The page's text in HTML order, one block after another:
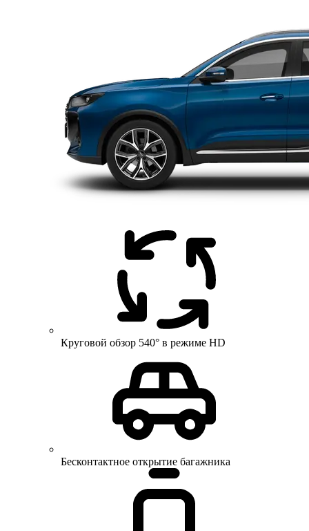
Круговой обзор 540° в режиме HD
Бесконтактное открытие багажника